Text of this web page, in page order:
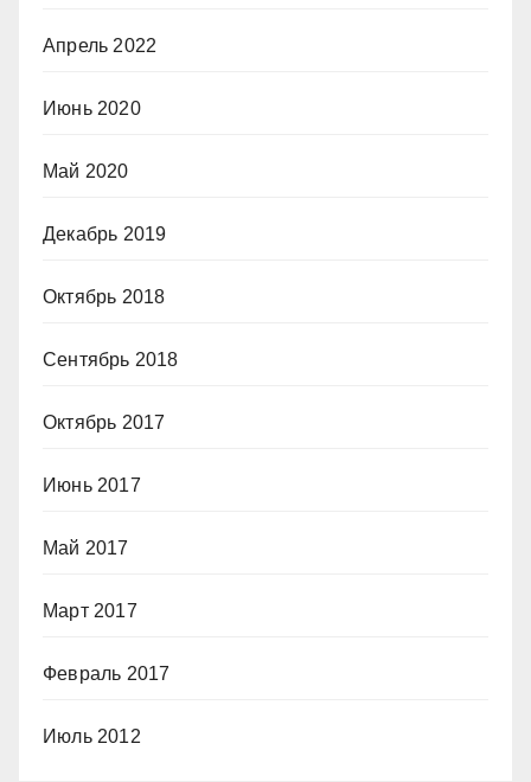
Апрель 2022
Июнь 2020
Май 2020
Декабрь 2019
Октябрь 2018
Сентябрь 2018
Октябрь 2017
Июнь 2017
Май 2017
Март 2017
Февраль 2017
Июль 2012